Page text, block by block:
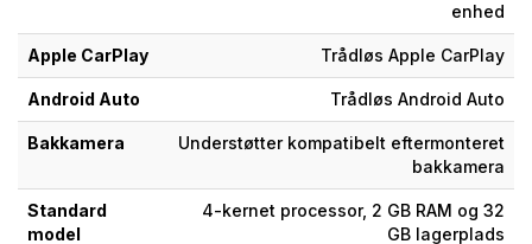
enhed
Apple CarPlay Trådløs Apple CarPlay
Android Auto Trådløs Android Auto
Bakkamera
Understøtter kompatibelt eftermonteret
bakkamera
Standard
model
4-kernet processor, 2 GB RAM og 32
GB lagerplads